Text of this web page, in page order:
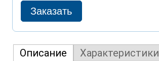
Описание Характеристики